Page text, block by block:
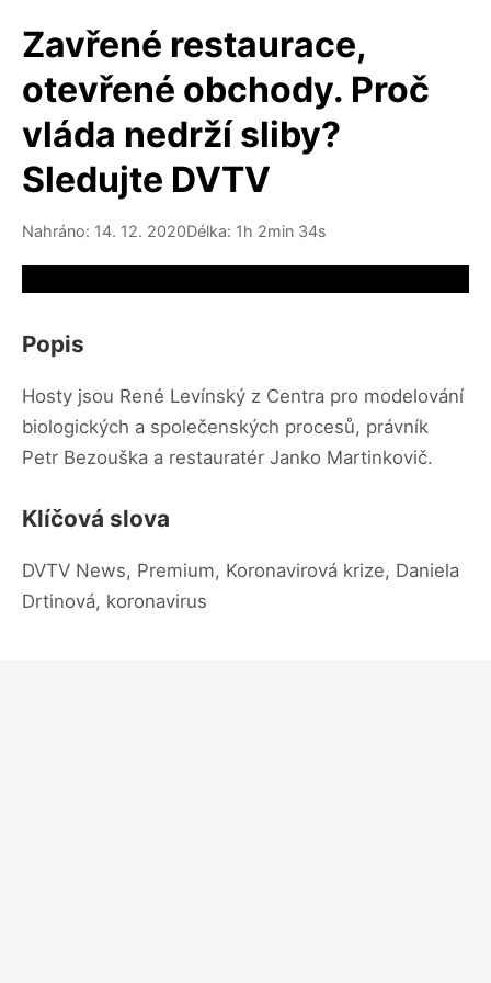
Zavřené restaurace,
otevřené obchody. Proč
vláda nedrží sliby?
Sledujte DVTV
Nahráno: 14. 12. 2020Délka: 1h 2min 34s
Popis
Hosty jsou René Levínský z Centra pro modelování
biologických a společenských procesů, právník
Petr Bezouška a restauratér Janko Martinkovič.
Klíčová slova
DVTV News, Premium, Koronavirová krize, Daniela
Drtinová, koronavirus